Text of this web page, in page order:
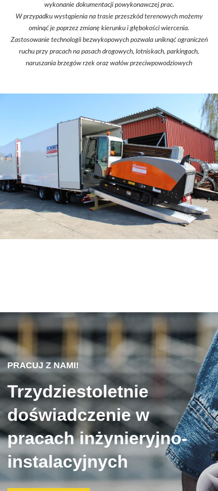
wykonanie dokumentacji powykonawczej prac.
W przypadku wystąpienia na trasie przeszkód terenowych możemy
ominąć je poprzez zmianę kierunku i głębokości wiercenia.
Zastosowanie technologii bezwykopowych pozwala uniknąć ograniczeń
ruchu przy pracach na pasach drogowych, lotniskach, parkingach,
naruszania brzegów rzek oraz wałów przeciwpowodziowych
PRACUJ Z NAMI!
Trzydziestoletnie
doświadczenie w
pracach inżynieryjno-
instalacyjnych